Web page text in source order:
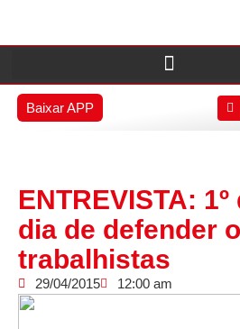
Baixar APP
ENTREVISTA:
dia de defender
trabalhistas
29/04/2015 12:00 am